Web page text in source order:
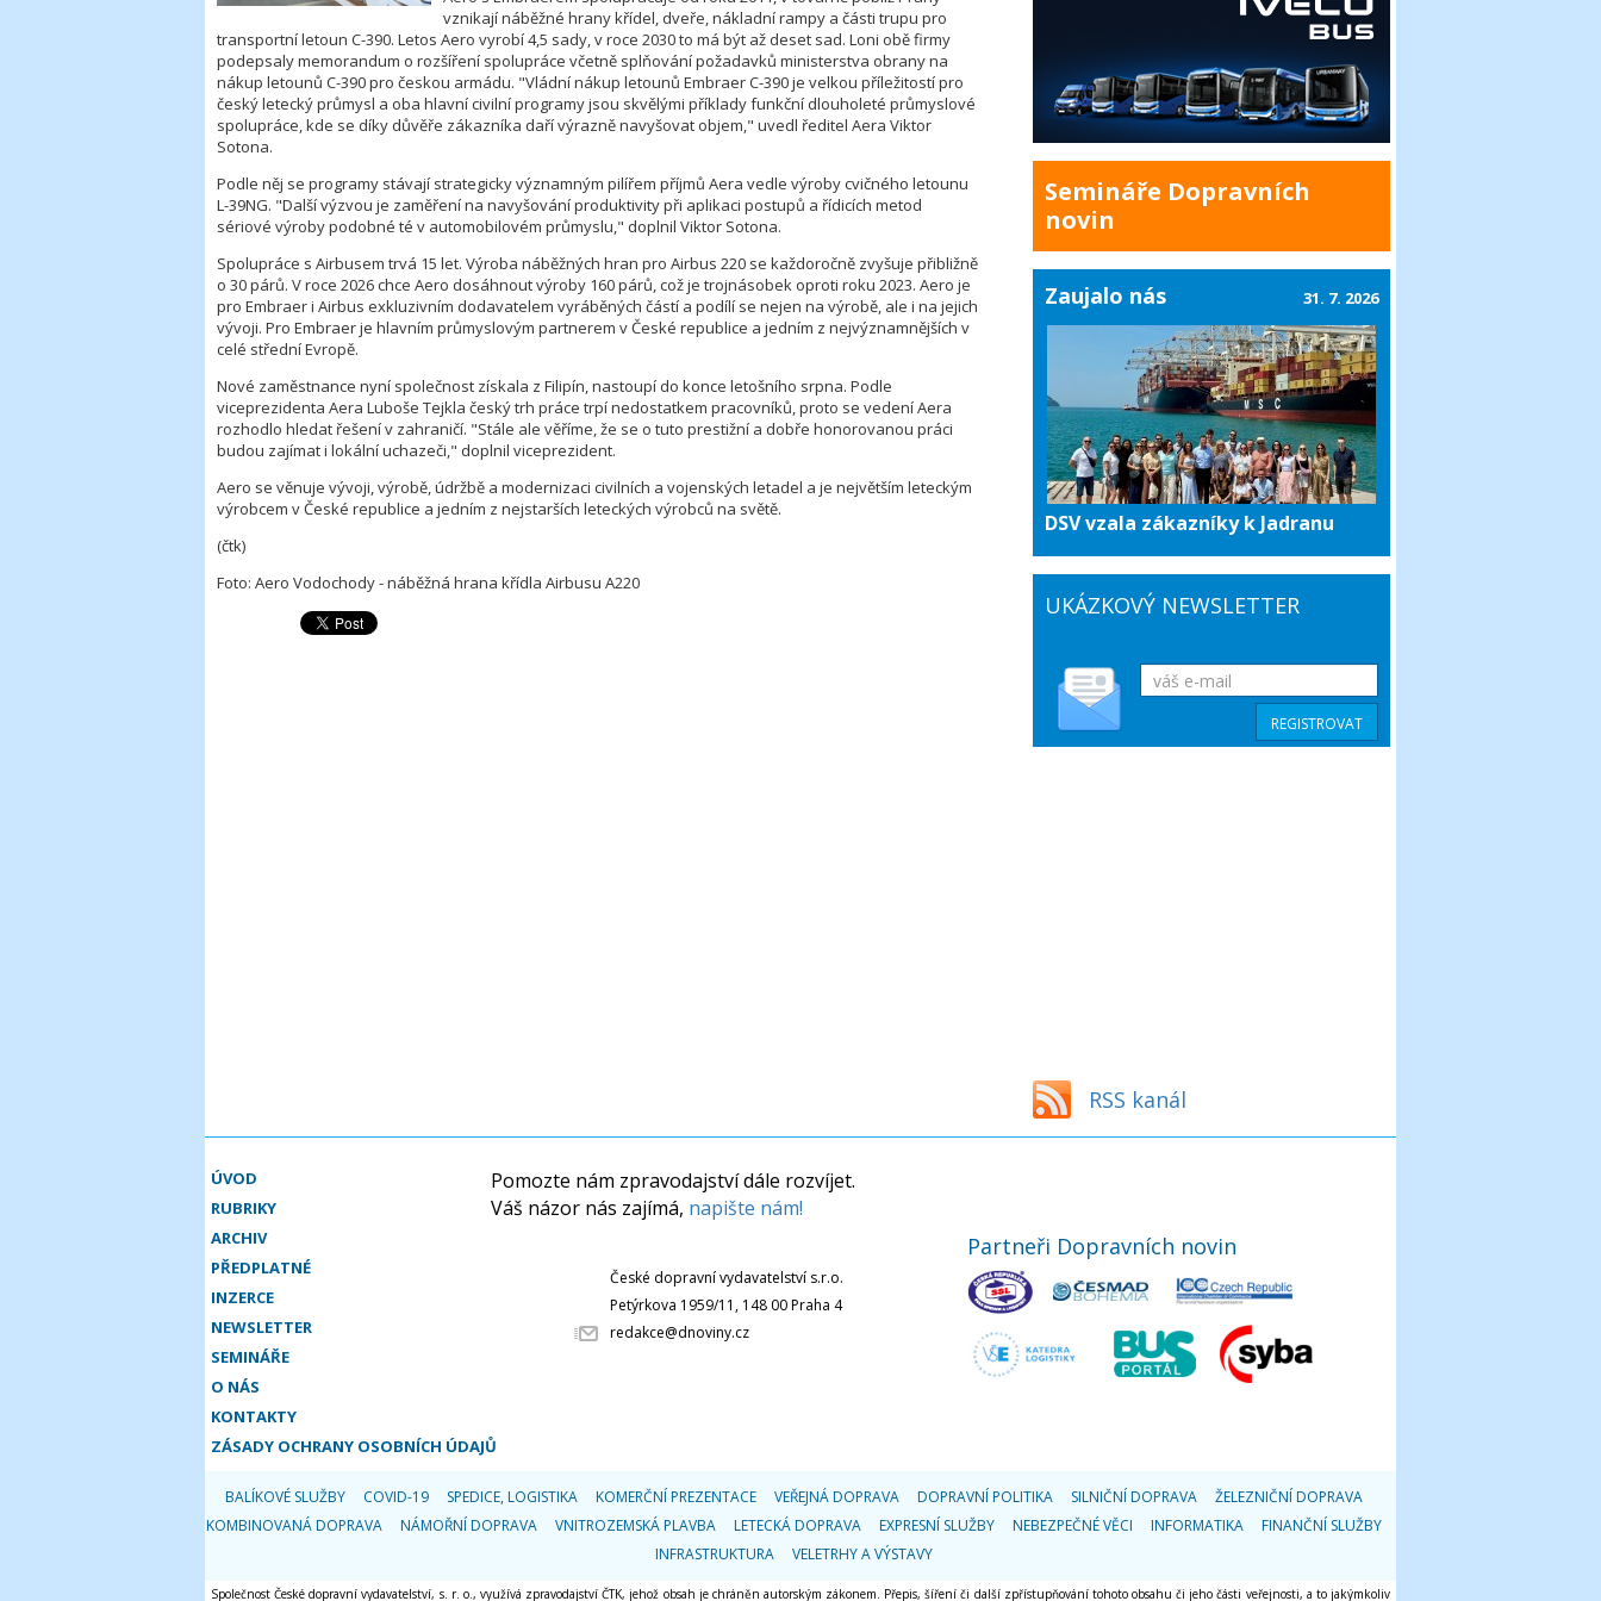
vznikají náběžné hrany křídel, dveře, nákladní rampy a části trupu pro
transportní letoun C-390. Letos Aero vyrobí 4,5 sady, v roce 2030 to má být až deset sad. Loni obě firmy
podepsaly memorandum o rozšíření spolupráce včetně splňování požadavků ministerstva obrany na
nákup letounů C-390 pro českou armádu. "Vládní nákup letounů Embraer C-390 je velkou příležitostí pro
český letecký průmysl a oba hlavní civilní programy jsou skvělými příklady funkční dlouholeté průmyslové
spolupráce, kde se díky důvěře zákazníka daří výrazně navyšovat objem," uvedl ředitel Aera Viktor
Sotona.
Podle něj se programy stávají strategicky významným pilířem příjmů Aera vedle výroby cvičného letounu
L-39NG. "Další výzvou je zaměření na navyšování produktivity při aplikaci postupů a řídicích metod
sériové výroby podobné té v automobilovém průmyslu," doplnil Viktor Sotona.
Spolupráce s Airbusem trvá 15 let. Výroba náběžných hran pro Airbus 220 se každoročně zvyšuje přibližně
o 30 párů. V roce 2026 chce Aero dosáhnout výroby 160 párů, což je trojnásobek oproti roku 2023. Aero je
pro Embraer i Airbus exkluzivním dodavatelem vyráběných částí a podílí se nejen na výrobě, ale i na jejich
vývoji. Pro Embraer je hlavním průmyslovým partnerem v České republice a jedním z nejvýznamnějších v
celé střední Evropě.
Nové zaměstnance nyní společnost získala z Filipín, nastoupí do konce letošního srpna. Podle
viceprezidenta Aera Luboše Tejkla český trh práce trpí nedostatkem pracovníků, proto se vedení Aera
rozhodlo hledat řešení v zahraničí. "Stále ale věříme, že se o tuto prestižní a dobře honorovanou práci
budou zajímat i lokální uchazeči," doplnil viceprezident.
Aero se věnuje vývoji, výrobě, údržbě a modernizaci civilních a vojenských letadel a je největším leteckým
výrobcem v České republice a jedním z nejstarších leteckých výrobců na světě.
(čtk)
Foto: Aero Vodochody - náběžná hrana křídla Airbusu A220
Semináře Dopravních
novin
Zaujalo nás
DSV vzala zákazníky k Jadranu
31. 7. 2026
UKÁZKOVÝ NEWSLETTER
RSS kanál
ÚVOD
RUBRIKY
ARCHIV
PŘEDPLATNÉ
INZERCE
NEWSLETTER
SEMINÁŘE
O NÁS
KONTAKTY
ZÁSADY OCHRANY OSOBNÍCH ÚDAJŮ
Pomozte nám zpravodajství dále rozvíjet.
Váš názor nás zajímá, napište nám!
České dopravní vydavatelství s.r.o.
Petýrkova 1959/11, 148 00 Praha 4
redakce@dnoviny.cz
Partneři Dopravních novin
BALÍKOVÉ SLUŽBY COVID-19 SPEDICE, LOGISTIKA KOMERČNÍ PREZENTACE VEŘEJNÁ DOPRAVA DOPRAVNÍ POLITIKA SILNIČNÍ DOPRAVA
ŽELEZNIČNÍ DOPRAVA
KOMBINOVANÁ DOPRAVA
NÁMOŘNÍ DOPRAVA VNITROZEMSKÁ PLAVBA LETECKÁ DOPRAVA EXPRESNÍ SLUŽBY NEBEZPEČNÉ VĚCI INFORMATIKA
FINANČNÍ SLUŽBY
INFRASTRUKTURA
VELETRHY A VÝSTAVY
Společnost České dopravní vydavatelství, s. r. o., využívá zpravodajství ČTK, jehož obsah je chráněn autorským zákonem. Přepis, šíření či další zpřístupňování tohoto obsahu či jeho části veřejnosti, a to jakýmkoliv